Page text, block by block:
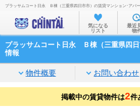
お部屋を探す
沿線・駅
家賃相場
通勤通学
プラッサムコート日永 Ｂ棟（三重県四日市市）の賃貸マンション･アパ
気になる
リスト
最近
物
プラッサムコート日永 Ｂ棟（三重県四
情報
物件概要 お問い合わせ
掲載中の賃貸物件は2件